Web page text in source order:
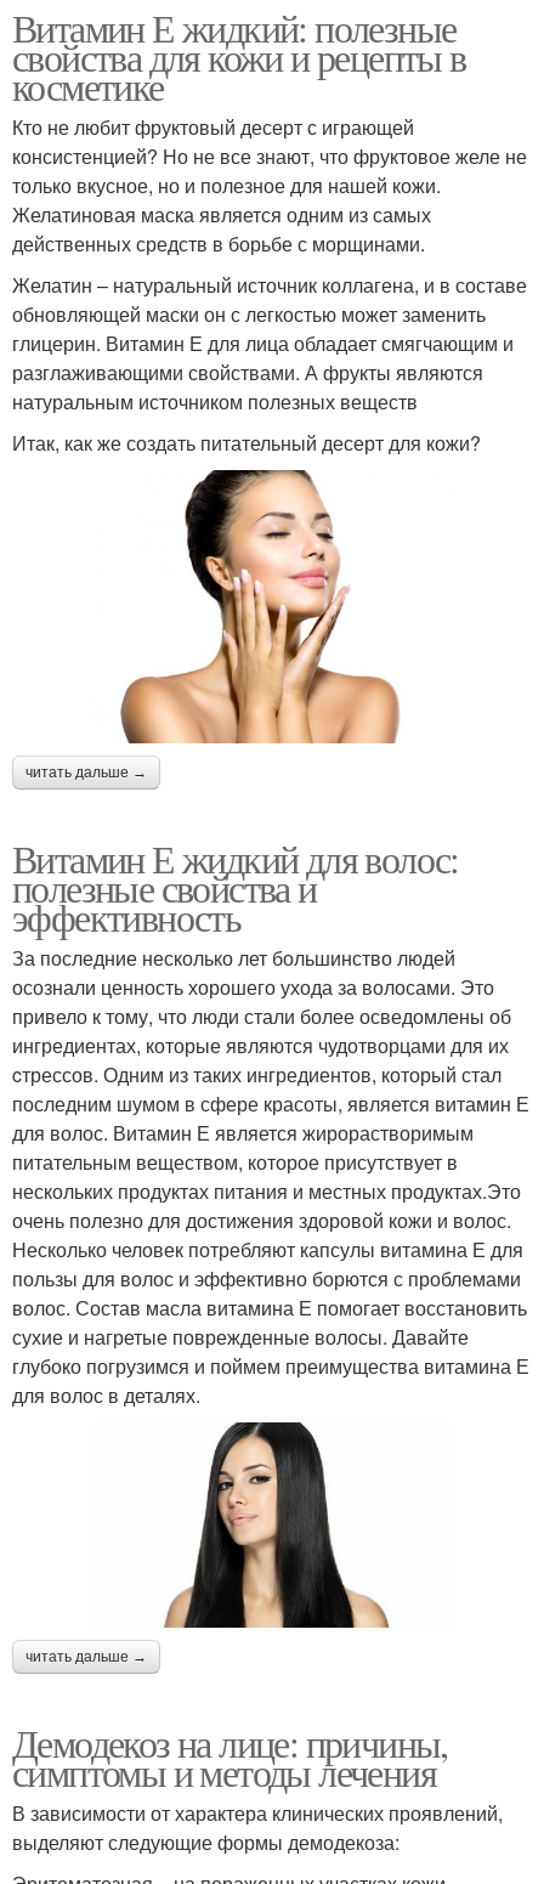
Витамин Е жидкий: полезные
свойства для кожи и рецепты в
косметике
Кто не любит фруктовый десерт с играющей
консистенцией? Но не все знают, что фруктовое желе не
только вкусное, но и полезное для нашей кожи.
Желатиновая маска является одним из самых
действенных средств в борьбе с морщинами.
Желатин – натуральный источник коллагена, и в составе
обновляющей маски он с легкостью может заменить
глицерин. Витамин Е для лица обладает смягчающим и
разглаживающими свойствами. А фрукты являются
натуральным источником полезных веществ
Итак, как же создать питательный десерт для кожи?
читать дальше →
Витамин Е жидкий для волос:
полезные свойства и
эффективность
За последние несколько лет большинство людей
осознали ценность хорошего ухода за волосами. Это
привело к тому, что люди стали более осведомлены об
ингредиентах, которые являются чудотворцами для их
cтрессов. Одним из таких ингредиентов, который стал
последним шумом в сфере красоты, является витамин Е
для волос. Витамин Е является жирорастворимым
питательным веществом, которое присутствует в
нескольких продуктах питания и местных продуктах.Это
очень полезно для достижения здоровой кожи и волос.
Несколько человек потребляют капсулы витамина Е для
пользы для волос и эффективно борются с проблемами
волос. Состав масла витамина Е помогает восстановить
сухие и нагретые поврежденные волосы. Давайте
глубоко погрузимся и поймем преимущества витамина Е
для волос в деталях.
читать дальше →
Демодекоз на лице: причины,
симптомы и методы лечения
В зависимости от характера клинических проявлений,
выделяют следующие формы демодекоза: